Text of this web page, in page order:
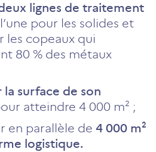
lignes de traitement
pour les solides et
les copeaux qui
80 % des métaux
surface de son
atteindre 4 000 m² ;
en parallèle de 4 000 m²
logistique.